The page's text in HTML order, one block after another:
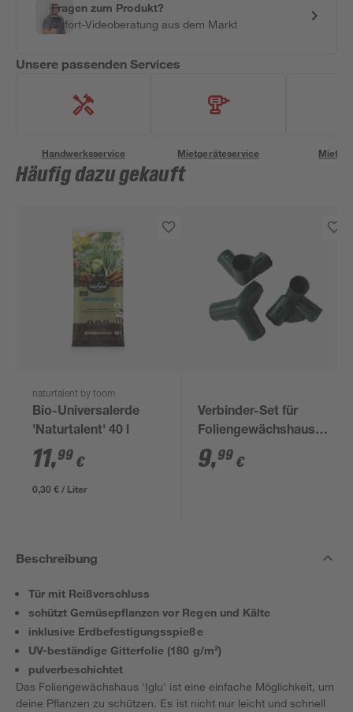
Fragen zum Produkt?
Sofort-Videoberatung aus dem Markt
Unsere passenden Services
Handwerksservice Mietgeräteservice
Häufig dazu gekauft
naturtalent by toom
Bio-Universalerde
'Naturtalent' 40 l
11,99 €
0,30 € / Liter
Verbinder-Set für
Foliengewächshaus
'Iglu' 24-teilig
9,99 €
Beschreibung
Tür mit Reißverschluss
schützt Gemüsepflanzen vor Regen und Kälte
inklusive Erdbefestigungsspieße
UV-beständige Gitterfolie (180 g/m²)
pulverbeschichtet
Das Foliengewächshaus 'Iglu' ist eine einfache Möglichkeit, um
deine Pflanzen zu schützen. Es ist nicht nur leicht und schnell